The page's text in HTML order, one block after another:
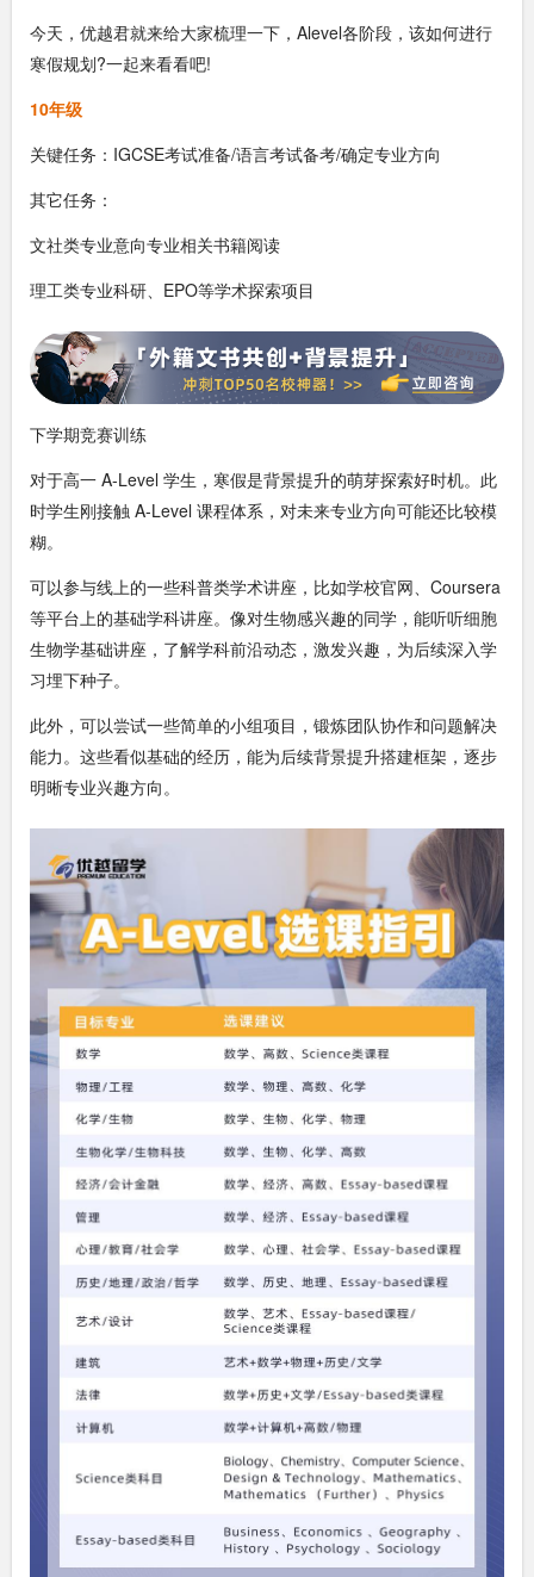
今天，优越君就来给大家梳理一下，Alevel各阶段，该如何进行
寒假规划?一起来看看吧!
10年级
关键任务：IGCSE考试准备/语言考试备考/确定专业方向
其它任务：
文社类专业意向专业相关书籍阅读
理工类专业科研、EPO等学术探索项目
下学期竞赛训练
对于高一 A-Level 学生，寒假是背景提升的萌芽探索好时机。此
时学生刚接触 A-Level 课程体系，对未来专业方向可能还比较模
糊。
可以参与线上的一些科普类学术讲座，比如学校官网、Coursera
等平台上的基础学科讲座。像对生物感兴趣的同学，能听听细胞
生物学基础讲座，了解学科前沿动态，激发兴趣，为后续深入学
习埋下种子。
此外，可以尝试一些简单的小组项目，锻炼团队协作和问题解决
能力。这些看似基础的经历，能为后续背景提升搭建框架，逐步
明晰专业兴趣方向。